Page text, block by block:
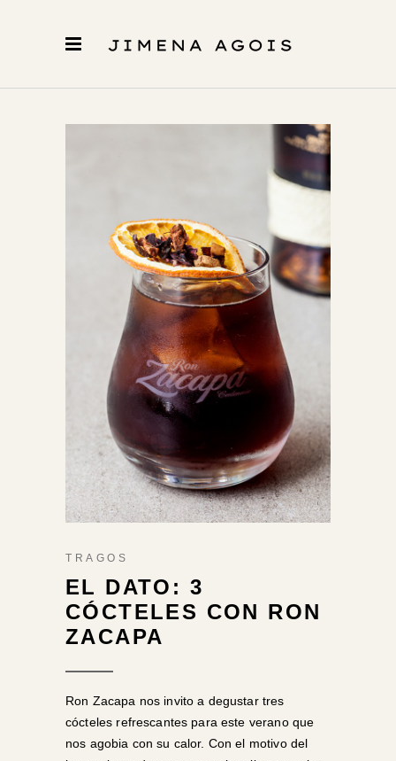
TRAGOS
EL DATO: 3
CÓCTELES CON RON
ZACAPA
Ron Zacapa nos invito a degustar tres
cócteles refrescantes para este verano que
nos agobia con su calor. Con el motivo del